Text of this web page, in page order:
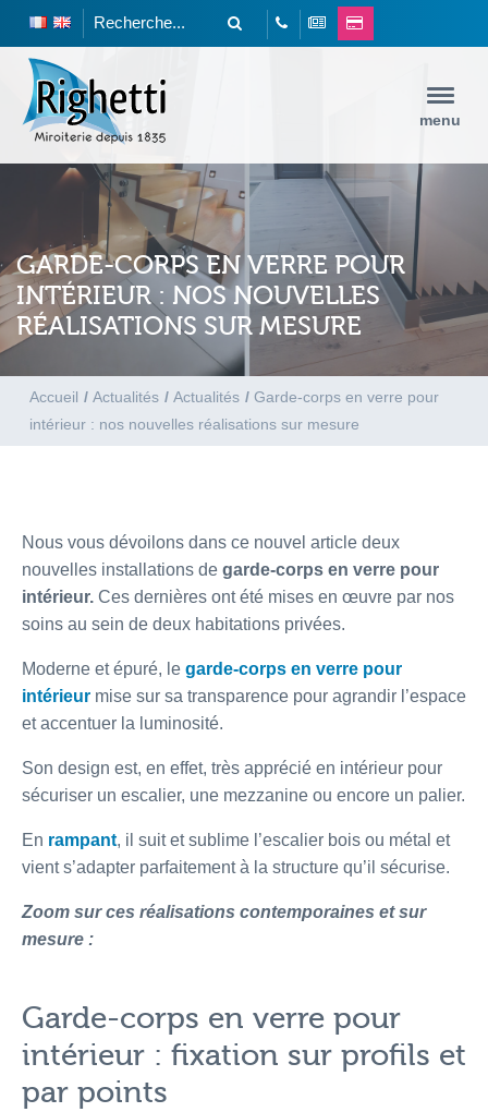
menu
GARDE-CORPS EN VERRE POUR
INTÉRIEUR : NOS NOUVELLES
RÉALISATIONS SUR MESURE
Accueil / Actualités / Actualités / Garde-corps en verre pour
intérieur : nos nouvelles réalisations sur mesure
Nous vous dévoilons dans ce nouvel article deux
nouvelles installations de garde-corps en verre pour
intérieur. Ces dernières ont été mises en œuvre par nos
soins au sein de deux habitations privées.
Moderne et épuré, le garde-corps en verre pour
intérieur mise sur sa transparence pour agrandir l’espace
et accentuer la luminosité.
Son design est, en effet, très apprécié en intérieur pour
sécuriser un escalier, une mezzanine ou encore un palier.
En rampant, il suit et sublime l’escalier bois ou métal et
vient s’adapter parfaitement à la structure qu’il sécurise.
Zoom sur ces réalisations contemporaines et sur
mesure :
Garde-corps en verre pour
intérieur : fixation sur profils et
par points